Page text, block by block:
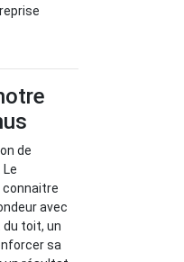
de
connaitre
avec
du toit, un
sa